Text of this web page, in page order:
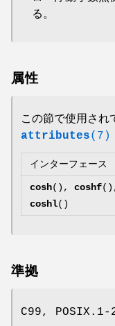
る。
属性
この節で使用され
attributes(7)
インターフェース
cosh(), coshf
coshl()
準拠
C99,